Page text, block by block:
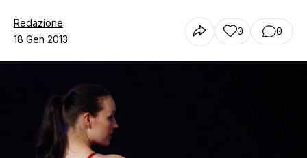
Chi siamo
Contatti
Redazione
18 Gen 2013
0 0